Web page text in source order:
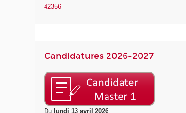
42356
Candidatures 2026-2027
Du lundi 13 avril 2026